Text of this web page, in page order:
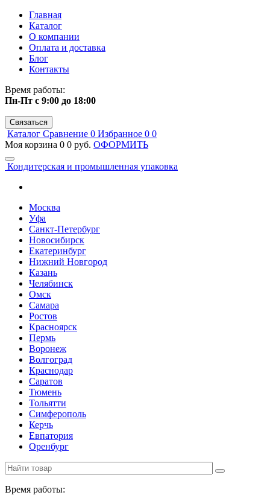
Главная
Каталог
О компании
Оплата и доставка
Блог
Контакты
Время работы:
Пн-Пт с 9:00 до 18:00
Связаться
Каталог Сравнение 0 Избранное 0 0
Моя корзина 0 0 руб. ОФОРМИТЬ
Кондитерская и промышленная упаковка
Москва
Уфа
Санкт-Петербург
Новосибирск
Екатеринбург
Нижний Новгород
Казань
Челябинск
Омск
Самара
Ростов
Красноярск
Пермь
Воронеж
Волгоград
Краснодар
Саратов
Тюмень
Тольятти
Симферополь
Керчь
Евпатория
Оренбург
Время работы: